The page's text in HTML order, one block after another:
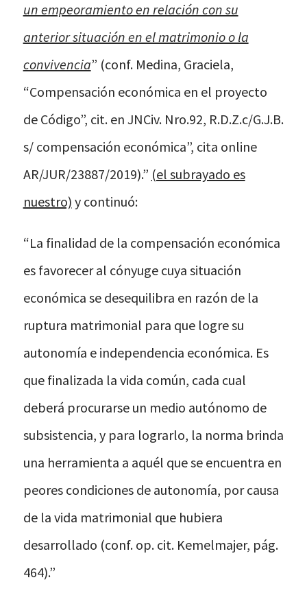
un empeoramiento en relación con su
anterior situación en el matrimonio o la
convivencia” (conf. Medina, Graciela,
“Compensación económica en el proyecto
de Código”, cit. en JNCiv. Nro.92, R.D.Z.c/G.J.B.
s/ compensación económica”, cita online
AR/JUR/23887/2019).” (el subrayado es
nuestro) y continuó:
“La finalidad de la compensación económica
es favorecer al cónyuge cuya situación
económica se desequilibra en razón de la
ruptura matrimonial para que logre su
autonomía e independencia económica. Es
que finalizada la vida común, cada cual
deberá procurarse un medio autónomo de
subsistencia, y para lograrlo, la norma brinda
una herramienta a aquél que se encuentra en
peores condiciones de autonomía, por causa
de la vida matrimonial que hubiera
desarrollado (conf. op. cit. Kemelmajer, pág.
464).”